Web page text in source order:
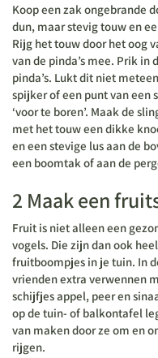
Koop een zak ongebrande
dun, maar stevig touw en
Rijg het touw door het oog
van de pinda’s mee. Prik in
pinda’s. Lukt dit niet
spijker of een punt van een
‘voor te boren’. Maak de
met het touw een dikke
en een stevige lus aan de
een boomtak of aan de
2 Maak een
Fruit is niet alleen een
vogels. Die zijn dan ook
fruitboompjes in je tuin. In
vrienden extra verwennen
schijfjes appel, peer en
op de tuin- of balkontafel
van maken door ze om en
rijgen.